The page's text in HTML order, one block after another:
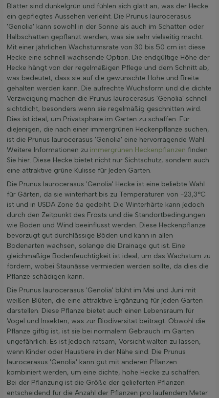
Blätter sind dunkelgrün und fühlen sich glatt an, was der Hecke
ein gepflegtes Aussehen verleiht. Die Prunus laurocerasus
'Genolia' kann sowohl in der Sonne als auch im Schatten oder
Halbschatten gepflanzt werden, was sie sehr vielseitig macht.
Mit einer jährlichen Wachstumsrate von 30 bis 50 cm ist diese
Hecke eine schnell wachsende Option. Die endgültige Höhe der
Hecke hängt von der regelmäßigen Pflege und dem Schnitt ab,
was bedeutet, dass sie auf die gewünschte Höhe und Breite
gehalten werden kann. Die aufrechte Wuchsform und die dichte
Verzweigung machen die Prunus laurocerasus 'Genolia' schnell
sichtdicht, besonders wenn sie regelmäßig geschnitten wird.
Dies ist ideal, um Privatsphäre im Garten zu schaffen. Für
diejenigen, die nach einer immergrünen Heckenpflanze suchen,
ist die Prunus laurocerasus 'Genolia' eine hervorragende Wahl.
Weitere Informationen zu immergrünen Heckenpflanzen finden
Sie hier. Diese Hecke bietet nicht nur Sichtschutz, sondern auch
eine attraktive grüne Kulisse für jeden Garten.
Die Prunus laurocerasus 'Genolia' Hecke ist eine beliebte Wahl
für Gärten, da sie winterhart bis zu Temperaturen von -23,3°C
ist und in USDA Zone 6a gedeiht. Die Winterhärte kann jedoch
durch den Zeitpunkt des Frosts und die Standortbedingungen
wie Boden und Wind beeinflusst werden. Diese Heckenpflanze
bevorzugt gut durchlässige Böden und kann in allen
Bodenarten wachsen, solange die Drainage gut ist. Eine
gleichmäßige Bodenfeuchtigkeit ist ideal, um das Wachstum zu
fördern, wobei Staunässe vermieden werden sollte, da dies die
Pflanze schädigen kann.
Die Prunus laurocerasus 'Genolia' blüht im Mai und Juni mit
weißen Blüten, die eine attraktive Ergänzung für jeden Garten
darstellen. Diese Pflanze bietet auch einen Lebensraum für
Vögel und Insekten, was zur Biodiversität beiträgt. Obwohl die
Pflanze giftig ist, ist sie bei normalem Gebrauch im Garten
ungefährlich. Es ist jedoch ratsam, Vorsicht walten zu lassen,
wenn Kinder oder Haustiere in der Nähe sind. Die Prunus
laurocerasus 'Genolia' kann gut mit anderen Pflanzen
kombiniert werden, um eine dichte, hohe Hecke zu schaffen.
Bei der Pflanzung ist die Größe der gelieferten Pflanzen
entscheidend für die Anzahl der Pflanzen pro laufendem Meter